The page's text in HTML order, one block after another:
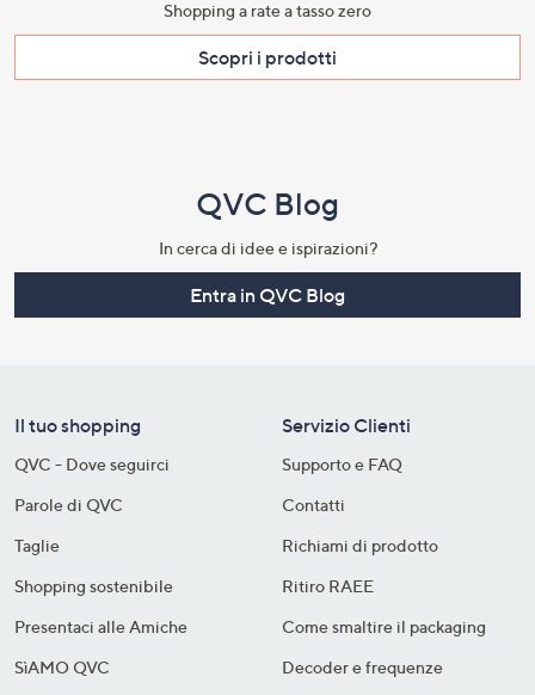
Shopping a rate a tasso zero​
Scopri i prodotti​
QVC Blog
In cerca di idee e ispirazioni?
Entra in QVC Blog
Il tuo shopping
QVC - Dove seguirci
Parole di QVC
Taglie
Shopping sostenibile​
Presentaci alle Amiche
SìAMO QVC
Servizio Clienti
Supporto e FAQ
Contatti
Richiami di prodotto
Ritiro RAEE
Come smaltire il packaging​
Decoder e frequenze​